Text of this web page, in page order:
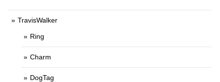
TravisWalker
Ring
Charm
DogTag